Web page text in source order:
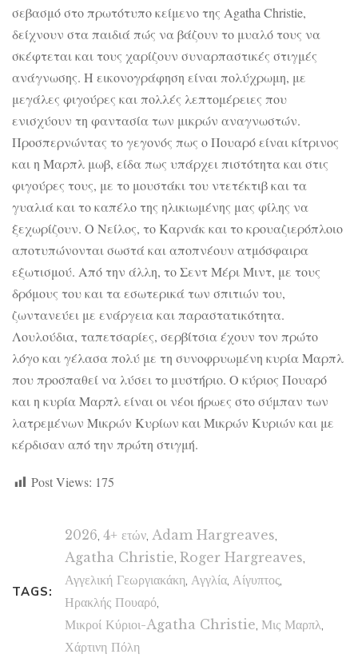
σεβασμό στο πρωτότυπο κείμενο της Agatha Christie,
δείχνουν στα παιδιά πώς να βάζουν το μυαλό τους να
σκέφτεται και τους χαρίζουν συναρπαστικές στιγμές
ανάγνωσης. Η εικονογράφηση είναι πολύχρωμη, με
μεγάλες φιγούρες και πολλές λεπτομέρειες που
ενισχύουν τη φαντασία των μικρών αναγνωστών.
Προσπερνώντας το γεγονός πως ο Πουαρό είναι κίτρινος
και η Μαρπλ μωβ, είδα πως υπάρχει πιστότητα και στις
φιγούρες τους, με το μουστάκι του ντετέκτιβ και τα
γυαλιά και το καπέλο της ηλικιωμένης μας φίλης να
ξεχωρίζουν. Ο Νείλος, το Καρνάκ και το κρουαζιερόπλοιο
αποτυπώνονται σωστά και αποπνέουν ατμόσφαιρα
εξωτισμού. Από την άλλη, το Σεντ Μέρι Μιντ, με τους
δρόμους του και τα εσωτερικά των σπιτιών του,
ζωντανεύει με ενάργεια και παραστατικότητα.
Λουλούδια, ταπετσαρίες, σερβίτσια έχουν τον πρώτο
λόγο και γέλασα πολύ με τη συνοφρυωμένη κυρία Μαρπλ
που προσπαθεί να λύσει το μυστήριο. Ο κύριος Πουαρό
και η κυρία Μαρπλ είναι οι νέοι ήρωες στο σύμπαν των
λατρεμένων Μικρών Κυρίων και Μικρών Κυριών και με
κέρδισαν από την πρώτη στιγμή.
Post Views: 175
TAGS:
2026, 4+ ετών, Adam Hargreaves,
Agatha Christie, Roger Hargreaves,
Αγγελική Γεωργιακάκη, Αγγλία, Αίγυπτος,
Ηρακλής Πουαρό,
Μικροί Κύριοι-Agatha Christie, Μις Μαρπλ,
Χάρτινη Πόλη